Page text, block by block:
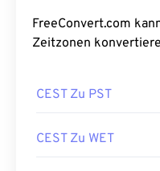
FreeConvert.com
Zeitzonen
CEST Zu PST
CEST Zu WET